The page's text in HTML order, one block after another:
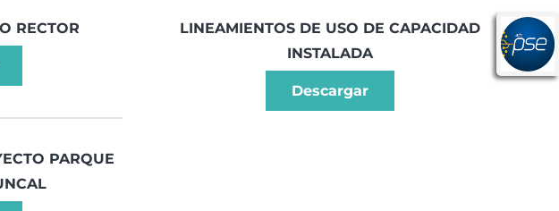
RECTOR
PARQUE
LINEAMIENTOS DE USO DE CAPACIDAD
INSTALADA
Descargar